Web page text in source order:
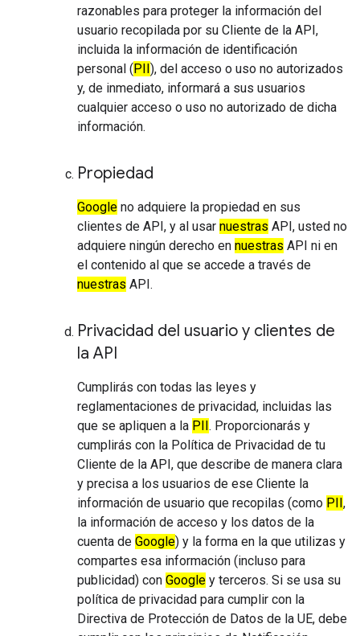
razonables para proteger la información del
usuario recopilada por su Cliente de la API,
incluida la información de identificación
personal (PII), del acceso o uso no autorizados
y, de inmediato, informará a sus usuarios
cualquier acceso o uso no autorizado de dicha
información.
Propiedad
Google no adquiere la propiedad en sus
clientes de API, y al usar nuestras API, usted no
adquiere ningún derecho en nuestras API ni en
el contenido al que se accede a través de
nuestras API.
Privacidad del usuario y clientes de
la API
Cumplirás con todas las leyes y
reglamentaciones de privacidad, incluidas las
que se apliquen a la PII. Proporcionarás y
cumplirás con la Política de Privacidad de tu
Cliente de la API, que describe de manera clara
y precisa a los usuarios de ese Cliente la
información de usuario que recopilas (como PII,
la información de acceso y los datos de la
cuenta de Google) y la forma en la que utilizas y
compartes esa información (incluso para
publicidad) con Google y terceros. Si se usa su
política de privacidad para cumplir con la
Directiva de Protección de Datos de la UE, debe